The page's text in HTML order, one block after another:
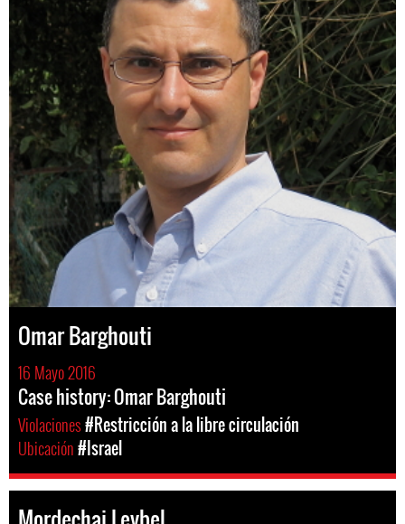
Omar Barghouti
16 Mayo 2016
Case history: Omar Barghouti
Violaciones#Restricción a la libre circulación
Ubicación#Israel